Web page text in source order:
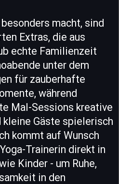
macht, sind
Extras, die aus
echte Familienzeit
unter dem
für zauberhafte
während
Mal-Sessions kreative
Gäste spielerisch
kommt auf Wunsch
Trainerin direkt in
Kinder - um Ruhe,
in den